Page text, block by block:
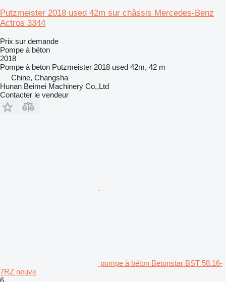
Putzmeister 2018 used 42m sur châssis Mercedes-Benz
Actros 3344
Prix sur demande
Pompe à béton
2018
Pompe à beton Putzmeister 2018 used 42m, 42 m
Chine, Changsha
Hunan Beimei Machinery Co.,Ltd
Contacter le vendeur
pompe à béton Betonstar BST 58.16-
7RZ neuve
6